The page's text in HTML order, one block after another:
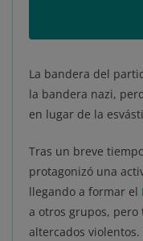
La bandera del
la bandera nazi,
en lugar de la
Tras un breve
protagonizó una
llegando a formar el
a otros grupos, pero
altercados